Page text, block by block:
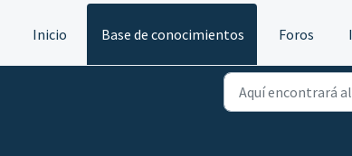
Inicio Base de conocimientos Foros